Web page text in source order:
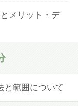
メリット・デ
と範囲について